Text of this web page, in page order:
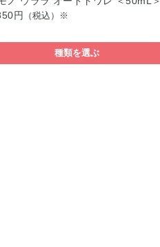
円
（税込）※
種類を選ぶ